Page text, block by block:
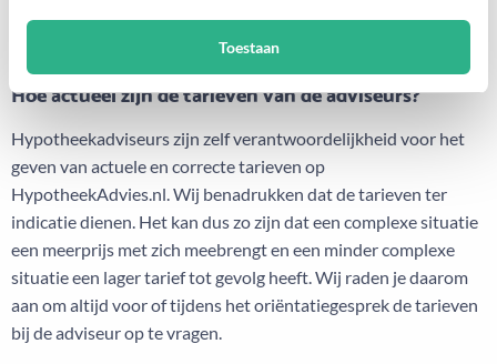
Toestaan
Hoe actueel zijn de tarieven van de adviseurs?
Hypotheekadviseurs zijn zelf verantwoordelijkheid voor het
geven van actuele en correcte tarieven op
HypotheekAdvies.nl. Wij benadrukken dat de tarieven ter
indicatie dienen. Het kan dus zo zijn dat een complexe situatie
een meerprijs met zich meebrengt en een minder complexe
situatie een lager tarief tot gevolg heeft. Wij raden je daarom
aan om altijd voor of tijdens het oriëntatiegesprek de tarieven
bij de adviseur op te vragen.